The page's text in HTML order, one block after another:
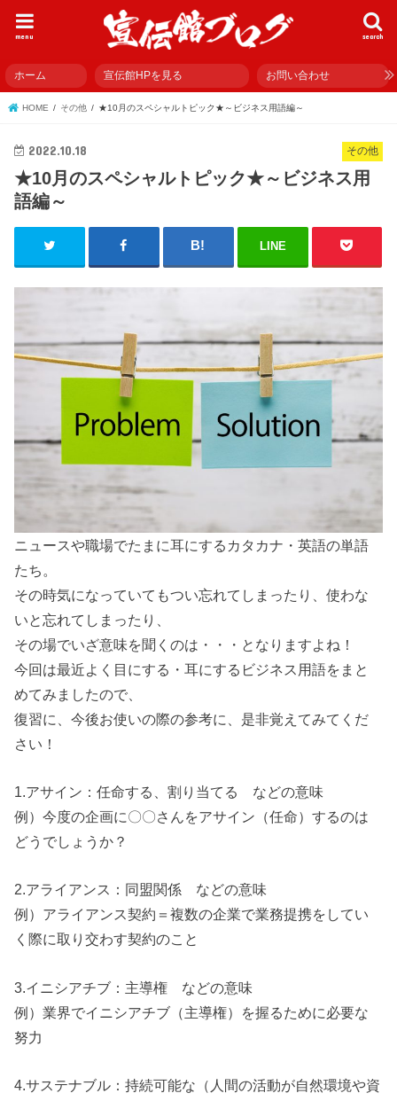
search
menu
ホーム 宣伝館HPを見る お問い合わせ
HOME その他 ★10月のスペシャルトピック★～ビジネス用語編～
その他
2022.10.18
★10月のスペシャルトピック★～ビジネス用
語編～
LINE
ニュースや職場でたまに耳にするカタカナ・英語の単語
たち。
その時気になっていてもつい忘れてしまったり、使わな
いと忘れてしまったり、
その場でいざ意味を聞くのは・・・となりますよね！
今回は最近よく目にする・耳にするビジネス用語をまと
めてみましたので、
復習に、今後お使いの際の参考に、是非覚えてみてくだ
さい！
1.アサイン：任命する、割り当てる などの意味
例）今度の企画に〇〇さんをアサイン（任命）するのは
どうでしょうか？
2.アライアンス：同盟関係 などの意味
例）アライアンス契約＝複数の企業で業務提携をしてい
く際に取り交わす契約のこと
3.イニシアチブ：主導権 などの意味
例）業界でイニシアチブ（主導権）を握るために必要な
努力
4.サステナブル：持続可能な（人間の活動が自然環境や資